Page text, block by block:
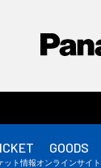
ット情報
GOODS
オンラインサイト